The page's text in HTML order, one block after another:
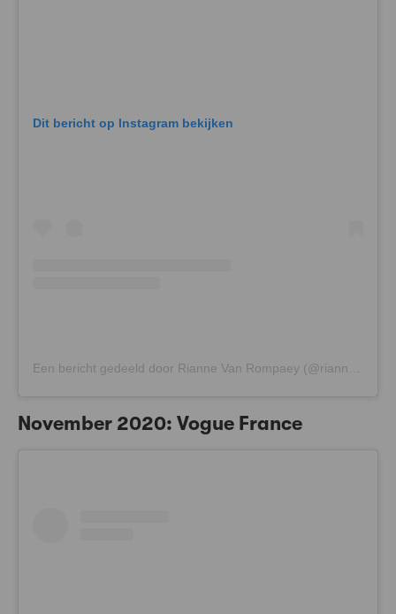
Dit bericht op Instagram bekijken
Een bericht gedeeld door Rianne Van Rompaey (@riannevanrompaey)
November 2020: Vogue France